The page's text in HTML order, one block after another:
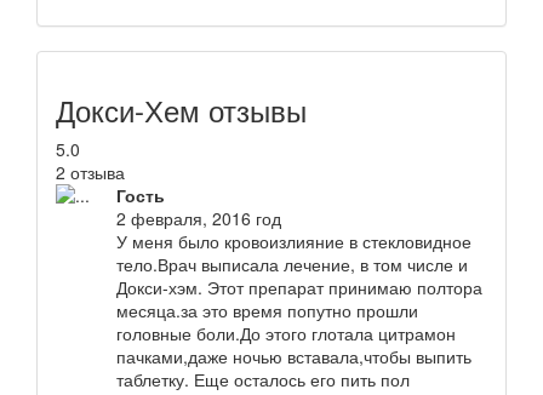
Докси-Хем отзывы
5.0
2 отзыва
Гость
2 февраля, 2016 год
У меня было кровоизлияние в стекловидное
тело.Врач выписала лечение, в том числе и
Докси-хэм. Этот препарат принимаю полтора
месяца.за это время попутно прошли
головные боли.До этого глотала цитрамон
пачками,даже ночью вставала,чтобы выпить
таблетку. Еще осталось его пить пол